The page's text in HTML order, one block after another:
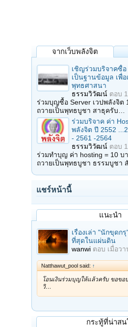
จากเว็บพลังจิต
เชิญร่วมบริจาคซื้อ
เป็นฐานข้อมูล เพื่อ
พุทธศาสนา
ธรรมวิวัฒน์ ตอบ
ร่วมบุญซื้อ Server เวปพลังจิต
ถวายเป็นพุทธบูชา สาธุครับ…
ร่วมบริจาค ค่า
พลังจิต ปี 2552
- 2561 -2564
ธรรมวิวัฒน์ ตอบ
ร่วมทำบุญ ค่า hosting = 10 บ
ถวายเป็นพุทธบูชา ธรรมบูชา
แชร์หน้านี้
แนะนำ
เรื่องเล่า "นักขุดก
ที่สุดในแผ่นดิน
wanwi ตอบ เมื่อว
Natthawut_pool said: ↑
โอนเงินร่วมบุญให้แล้วครับ ขอข
วิ…
กระทู้ที่น่าสน